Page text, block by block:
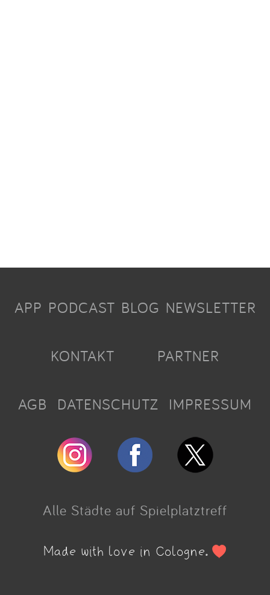
APP PODCAST BLOG NEWSLETTER
KONTAKT PARTNER
AGB DATENSCHUTZ IMPRESSUM
Alle Städte auf Spielplatztreff
Made with love in Cologne.